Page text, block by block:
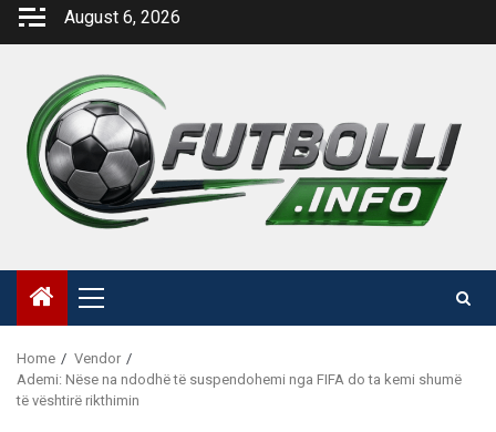
Skip
August 6, 2026
Primary
Menu
Home
Vendor
Ademi: Nëse na ndodhë të suspendohemi nga FIFA do ta kemi shumë
të vështirë rikthimin